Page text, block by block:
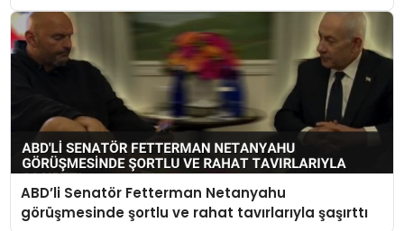
ABD’li Senatör Fetterman Netanyahu
görüşmesinde şortlu ve rahat tavırlarıyla şaşırttı